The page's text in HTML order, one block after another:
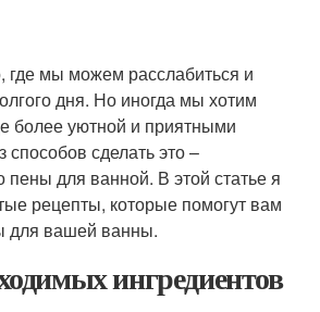
где мы можем расслабиться и
дня. Но иногда мы хотим
более уютной и приятными
сделать это –
пены для ванной. В этой статье я
рецепты, которые помогут вам
для вашей ванны.
ингредиентов